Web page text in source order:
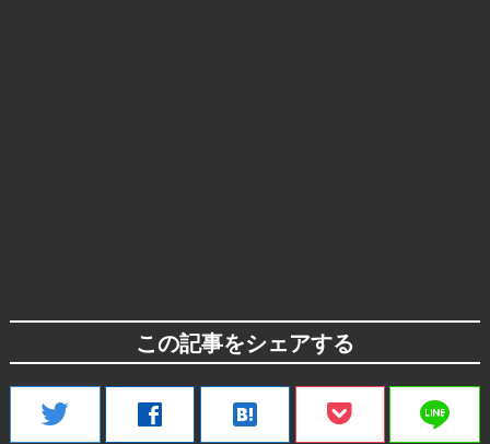
この記事をシェアする
twitter facebook hatenabookmark line